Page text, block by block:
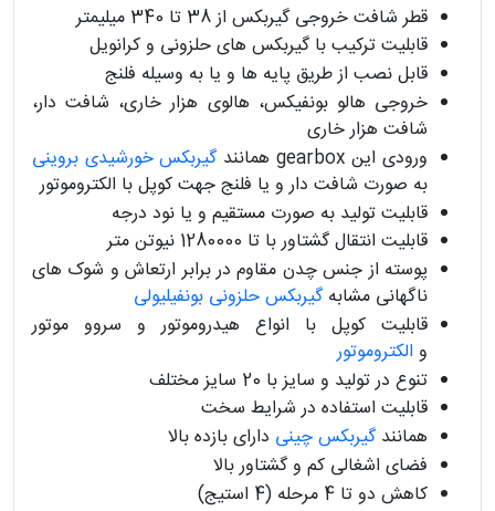
قطر شافت خروجی گیربکس از 38 تا 340 میلیمتر
قابلیت ترکیب با گیربکس های حلزونی و کرانویل
قابل نصب از طریق پایه ها و یا به وسیله فلنج
خروجی هالو بونفیکس، هالوی هزار خاری، شافت دار،
شافت هزار خاری
ورودی این gearbox همانند
گیربکس خورشیدی بروینی
به صورت شافت دار و یا فلنج جهت کوپل با الکتروموتور
قابلیت تولید به صورت مستقیم و یا نود درجه
قابلیت انتقال گشتاور با تا 1280000 نیوتن متر
پوسته از جنس چدن مقاوم در برابر ارتعاش و شوک های
ناگهانی مشابهگیربکس حلزونی بونفیلیولی
قابلیت کوپل با انواع هیدروموتور و سروو موتور
و الکتروموتور
تنوع در تولید و سایز با 20 سایز مختلف
قابلیت استفاده در شرایط سخت
همانندگیربکس چینی دارای بازده بالا
فضای اشغالی کم و گشتاور بالا
کاهش دو تا 4 مرحله (4 استیج)